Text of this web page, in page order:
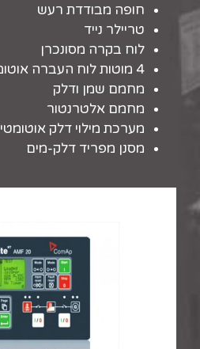
חופה מבודדת רעש
טריילר נייד
לוח בקרה מסונכרן
4 מוטות לוח העברה אוטומטי
מחמם שמן ודלק
מחמם אלטרנטור
מערכת מילוי דלק אוטומטי
מסנן מפריד דלק-מים